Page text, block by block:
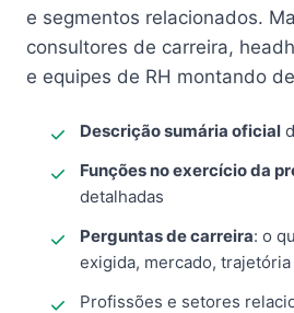
e segmentos relacionados.
consultores de carreira,
e equipes de RH montando
Descrição sumária oficial
Funções no exercício da
detalhadas
Perguntas de carreira: o
exigida, mercado, trajetória
Profissões e setores